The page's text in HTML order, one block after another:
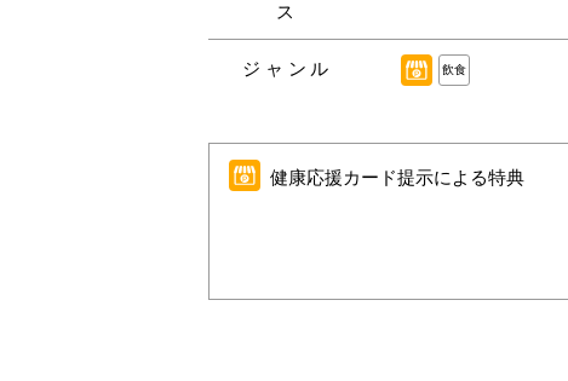
ス
ジャンル 飲食
健康応援カード提示による特典